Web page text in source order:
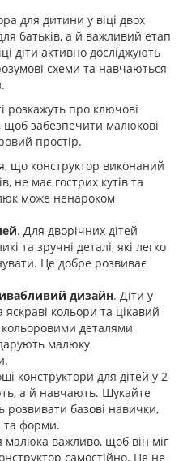
для дитини у віці двох
батьків, а й важливий етап
діти активно досліджують
схеми та навчаються
розкажуть про ключові
щоб забезпечити малюкові
простір.
що конструктор виконаний
не має гострих кутів та
може ненароком
. Для дворічних дітей
та зручні деталі, які легко
Це добре розвиває
дизайн. Діти у
яскраві кольори та цікавий
деталями
малюку
конструктори для дітей у 2
а й навчають. Шукайте
розвивати базові навички,
та форми.
малюка важливо, щоб він міг
самостійно. Це не